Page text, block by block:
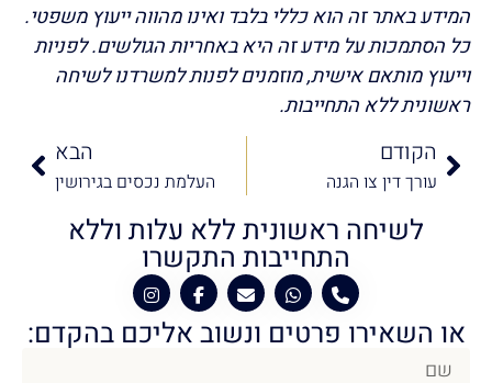
המידע באתר זה הוא כללי בלבד ואינו מהווה ייעוץ משפטי.
כל הסתמכות על מידע זה היא באחריות הגולשים. לפניות
וייעוץ מותאם אישית, מוזמנים לפנות למשרדנו לשיחה
ראשונית ללא התחייבות.
הקודם
עורך דין צו הגנה
הבא
העלמת נכסים בגירושין
לשיחה ראשונית ללא עלות וללא
התחייבות התקשרו
או השאירו פרטים ונשוב אליכם בהקדם: